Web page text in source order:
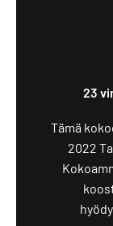
23
Tämä
2022